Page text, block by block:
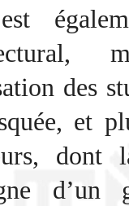
des
et
dont